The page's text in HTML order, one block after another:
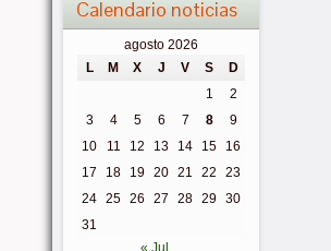
Calendario noticias
agosto 2026
L
M X J V S
D
1
2
3
4 5 6 7 8
9
10
11 12 13 14 15
16
17
18 19 20 21 22
23
24 25 26 27 28 29 30
31